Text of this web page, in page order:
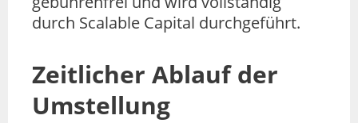
durch Scalable Capital durchgeführt.
Zeitlicher Ablauf der
Umstellung